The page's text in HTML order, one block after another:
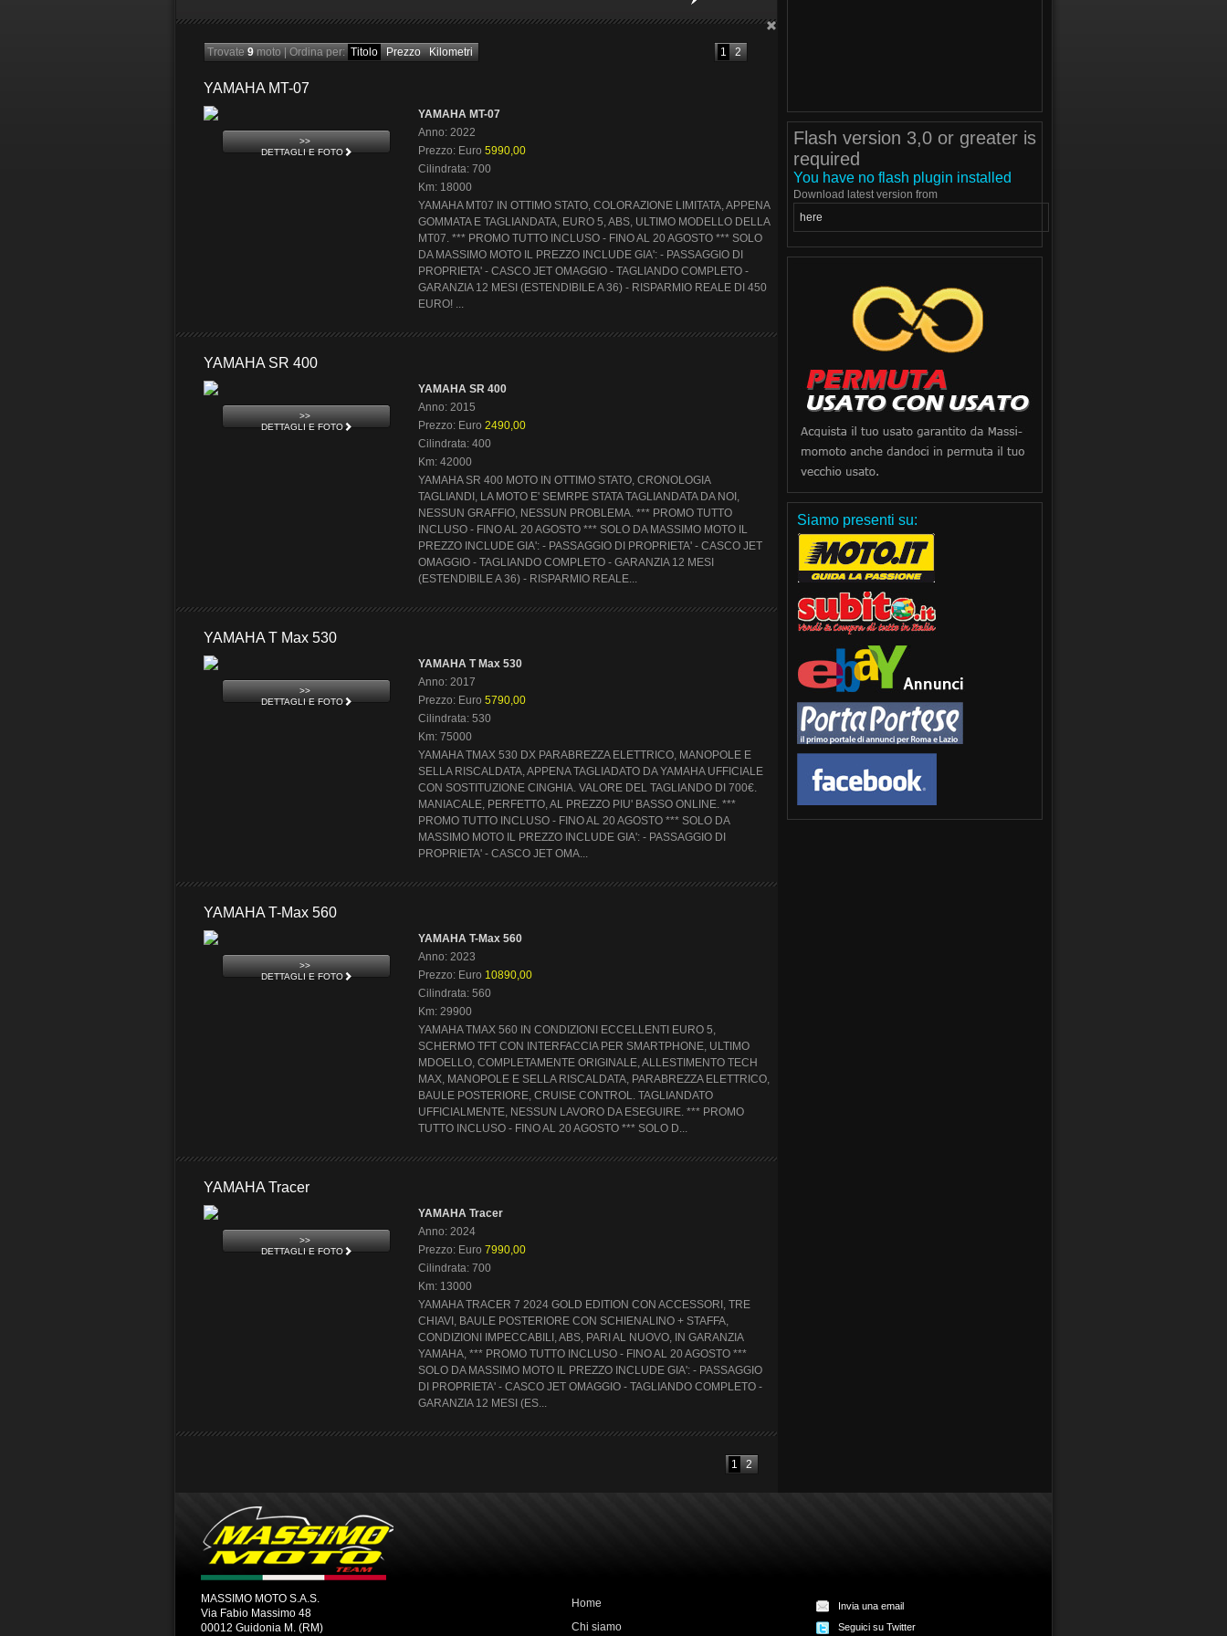
Trovate9moto|Ordina per: Titolo Prezzo Kilometri 1 2
YAMAHA MT-07
>>
DETTAGLI E FOTO
YAMAHA MT-07
Anno: 2022
Prezzo: Euro 5990,00
Cilindrata: 700
Km: 18000
YAMAHA MT07 IN OTTIMO STATO, COLORAZIONE LIMITATA, APPENA
GOMMATA E TAGLIANDATA, EURO 5, ABS, ULTIMO MODELLO DELLA
MT07. *** PROMO TUTTO INCLUSO - FINO AL 20 AGOSTO *** SOLO
DA MASSIMO MOTO IL PREZZO INCLUDE GIA': - PASSAGGIO DI
PROPRIETA' - CASCO JET OMAGGIO - TAGLIANDO COMPLETO -
GARANZIA 12 MESI (ESTENDIBILE A 36) - RISPARMIO REALE DI 450
EURO! ...
YAMAHA SR 400
>>
DETTAGLI E FOTO
YAMAHA SR 400
Anno: 2015
Prezzo: Euro 2490,00
Cilindrata: 400
Km: 42000
YAMAHA SR 400 MOTO IN OTTIMO STATO, CRONOLOGIA
TAGLIANDI, LA MOTO E' SEMRPE STATA TAGLIANDATA DA NOI,
NESSUN GRAFFIO, NESSUN PROBLEMA. *** PROMO TUTTO
INCLUSO - FINO AL 20 AGOSTO *** SOLO DA MASSIMO MOTO IL
PREZZO INCLUDE GIA': - PASSAGGIO DI PROPRIETA' - CASCO JET
OMAGGIO - TAGLIANDO COMPLETO - GARANZIA 12 MESI
(ESTENDIBILE A 36) - RISPARMIO REALE...
YAMAHA T Max 530
>>
DETTAGLI E FOTO
YAMAHA T Max 530
Anno: 2017
Prezzo: Euro 5790,00
Cilindrata: 530
Km: 75000
YAMAHA TMAX 530 DX PARABREZZA ELETTRICO, MANOPOLE E
SELLA RISCALDATA, APPENA TAGLIADATO DA YAMAHA UFFICIALE
CON SOSTITUZIONE CINGHIA. VALORE DEL TAGLIANDO DI 700€.
MANIACALE, PERFETTO, AL PREZZO PIU' BASSO ONLINE. ***
PROMO TUTTO INCLUSO - FINO AL 20 AGOSTO *** SOLO DA
MASSIMO MOTO IL PREZZO INCLUDE GIA': - PASSAGGIO DI
PROPRIETA' - CASCO JET OMA...
YAMAHA T-Max 560
>>
DETTAGLI E FOTO
YAMAHA T-Max 560
Anno: 2023
Prezzo: Euro 10890,00
Cilindrata: 560
Km: 29900
YAMAHA TMAX 560 IN CONDIZIONI ECCELLENTI EURO 5,
SCHERMO TFT CON INTERFACCIA PER SMARTPHONE, ULTIMO
MDOELLO, COMPLETAMENTE ORIGINALE, ALLESTIMENTO TECH
MAX, MANOPOLE E SELLA RISCALDATA, PARABREZZA ELETTRICO,
BAULE POSTERIORE, CRUISE CONTROL. TAGLIANDATO
UFFICIALMENTE, NESSUN LAVORO DA ESEGUIRE. *** PROMO
TUTTO INCLUSO - FINO AL 20 AGOSTO *** SOLO D...
YAMAHA Tracer
>>
DETTAGLI E FOTO
YAMAHA Tracer
Anno: 2024
Prezzo: Euro 7990,00
Cilindrata: 700
Km: 13000
YAMAHA TRACER 7 2024 GOLD EDITION CON ACCESSORI, TRE
CHIAVI, BAULE POSTERIORE CON SCHIENALINO + STAFFA,
CONDIZIONI IMPECCABILI, ABS, PARI AL NUOVO, IN GARANZIA
YAMAHA, *** PROMO TUTTO INCLUSO - FINO AL 20 AGOSTO ***
SOLO DA MASSIMO MOTO IL PREZZO INCLUDE GIA': - PASSAGGIO
DI PROPRIETA' - CASCO JET OMAGGIO - TAGLIANDO COMPLETO -
GARANZIA 12 MESI (ES...
1 2
Flash version 3,0 or greater is
required
You have no flash plugin installed
Download latest version from
here
Siamo presenti su:
MASSIMO MOTO S.A.S.
Via Fabio Massimo 48
00012 Guidonia M. (RM)
Home
Chi siamo
Invia una email
Seguici su Twitter